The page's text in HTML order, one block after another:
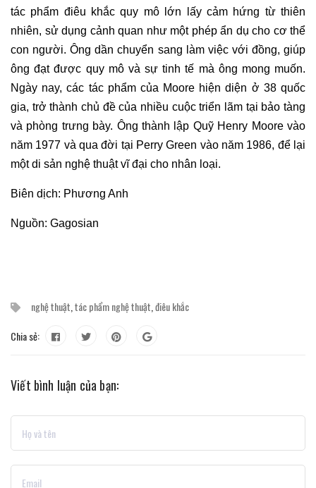
tác phẩm điêu khắc quy mô lớn lấy cảm hứng từ thiên
nhiên, sử dụng cảnh quan như một phép ẩn dụ cho cơ thể
con người. Ông dần chuyển sang làm việc với đồng, giúp
ông đạt được quy mô và sự tinh tế mà ông mong muốn.
Ngày nay, các tác phẩm của Moore hiện diện ở 38 quốc
gia, trở thành chủ đề của nhiều cuộc triển lãm tại bảo tàng
và phòng trưng bày. Ông thành lập Quỹ Henry Moore vào
năm 1977 và qua đời tại Perry Green vào năm 1986, để lại
một di sản nghệ thuật vĩ đại cho nhân loại.
Biên dịch: Phương Anh
Nguồn: Gagosian
nghệ thuật,tác phẩm nghệ thuật,điêu khắc
Chia sẻ:
Viết bình luận của bạn: